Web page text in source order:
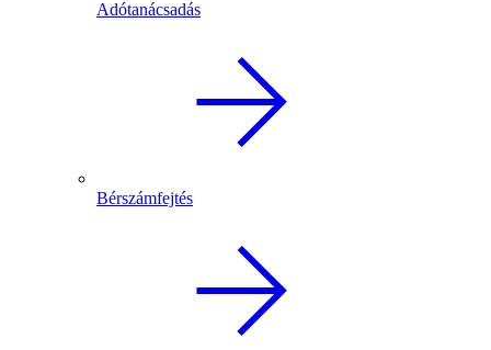
Adótanácsadás
Bérszámfejtés